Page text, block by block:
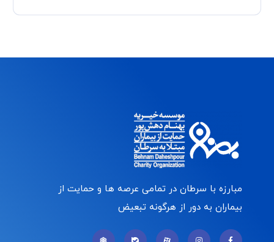
مبارزه با سرطان در تمامی عرصه ها و حمایت از
بیماران به دور از هرگونه تبعیض